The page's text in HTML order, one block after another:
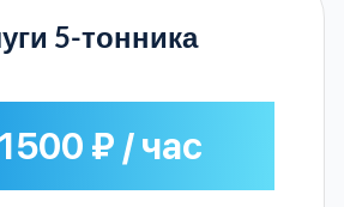
5-тонника
₽ / час